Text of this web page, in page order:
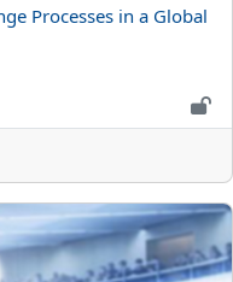
Processes in a Global
(Part II):